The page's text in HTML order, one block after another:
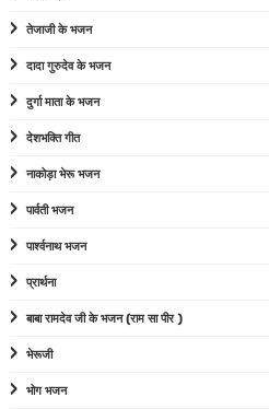
तेजाजी के भजन
दादा गुरुदेव के भजन
दुर्गा माता के भजन
देशभक्ति गीत
नाकोड़ा भेरू भजन
पार्वती भजन
पार्श्वनाथ भजन
प्रार्थना
बाबा रामदेव जी के भजन (राम सा पीर )
भेरूजी
भोग भजन